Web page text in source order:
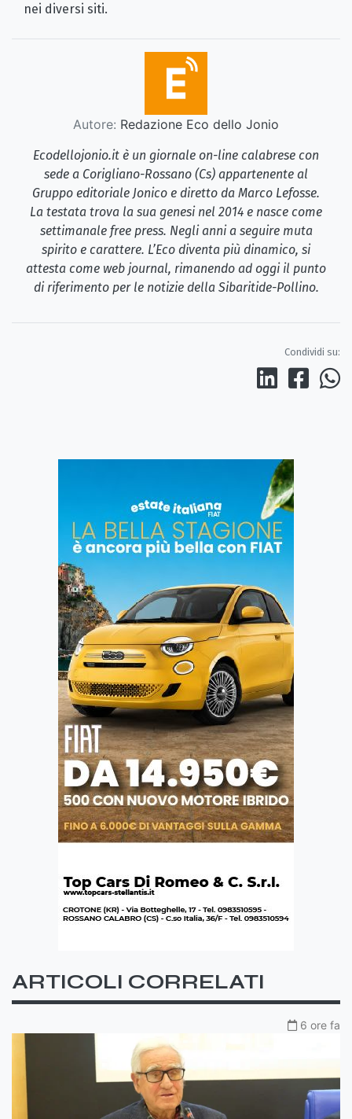
nei diversi siti.
Autore: Redazione Eco dello Jonio
Ecodellojonio.it è un giornale on-line calabrese con
sede a Corigliano-Rossano (Cs) appartenente al
Gruppo editoriale Jonico e diretto da Marco Lefosse.
La testata trova la sua genesi nel 2014 e nasce come
settimanale free press. Negli anni a seguire muta
spirito e carattere. L’Eco diventa più dinamico, si
attesta come web journal, rimanendo ad oggi il punto
di riferimento per le notizie della Sibaritide-Pollino.
Condividi su:
ARTICOLI CORRELATI
6 ore fa